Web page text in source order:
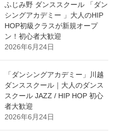
ふじみ野 ダンススクール 「ダン
シングアカデミー 」大人のHIP
HOP初級クラスが新規オープ
ン！初心者大歓迎
2026年6月24日
「ダンシングアカデミー」川越
ダンススクール｜大人のダンス
スクール JAZZ / HIP HOP 初心
者大歓迎
2026年6月24日